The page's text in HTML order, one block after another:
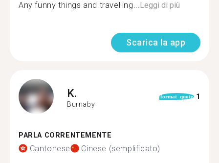
Any funny things and travelling...Leggi di più
Scarica la app
K.
Burnaby
format_quote 1
PARLA CORRENTEMENTE
Cantonese Cinese (semplificato)